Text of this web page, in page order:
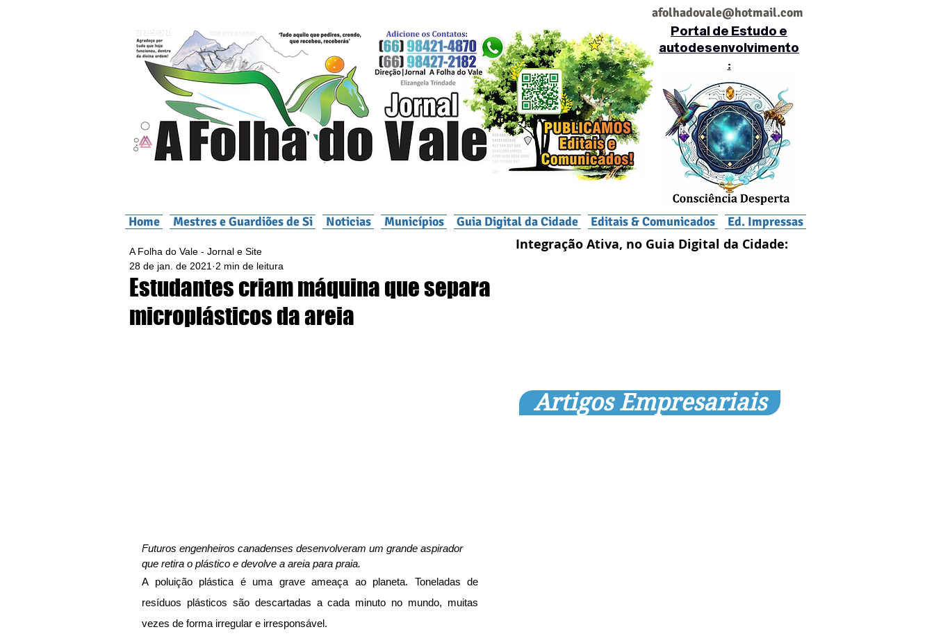
afolhadovale@hotmail.com
Portal de Estudo e
autodesenvolvimento
:
Home Mestres e Guardiões de Si Noticias Municípios Guia Digital da Cidade Editais & Comunicados Ed. Impressas
Estudantes criam máquina que separa
microplásticos da areia
A Folha do Vale - Jornal e Site
28 de jan. de 2021 2 min de leitura
Futuros engenheiros canadenses desenvolveram um grande aspirador
que retira o plástico e devolve a areia para praia.
A poluição plástica é uma grave ameaça ao planeta. Toneladas de
resíduos plásticos são descartadas a cada minuto no mundo, muitas
vezes de forma irregular e irresponsável.
Integração Ativa, no Guia Digital da Cidade:
Artigos Empresariais